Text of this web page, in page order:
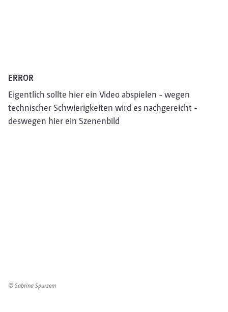
ERROR
Eigentlich sollte hier ein Video abspielen - wegen
technischer Schwierigkeiten wird es nachgereicht -
deswegen hier ein Szenenbild
© Sabrina Spurzem